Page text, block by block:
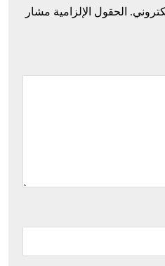
الحقول الإلزامية مشار